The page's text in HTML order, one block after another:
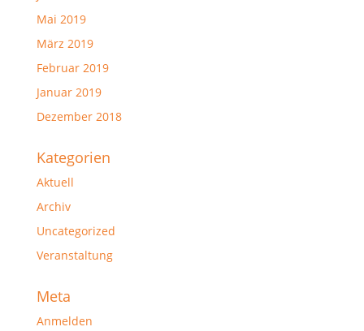
Mai 2019
März 2019
Februar 2019
Januar 2019
Dezember 2018
Kategorien
Aktuell
Archiv
Uncategorized
Veranstaltung
Meta
Anmelden